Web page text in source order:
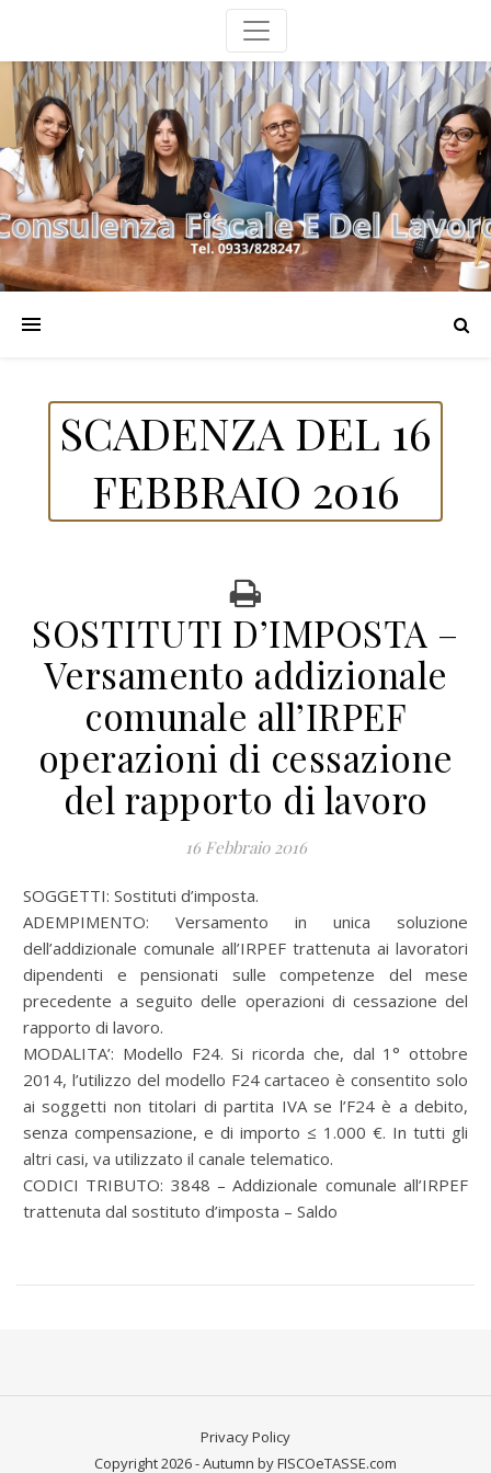
SCADENZA DEL 16
FEBBRAIO 2016
SOSTITUTI D’IMPOSTA –
Versamento addizionale
comunale all’IRPEF
operazioni di cessazione
del rapporto di lavoro
16 Febbraio 2016
SOGGETTI: Sostituti d’imposta.
ADEMPIMENTO: Versamento in unica soluzione
dell’addizionale comunale all’IRPEF trattenuta ai lavoratori
dipendenti e pensionati sulle competenze del mese
precedente a seguito delle operazioni di cessazione del
rapporto di lavoro.
MODALITA’: Modello F24. Si ricorda che, dal 1° ottobre
2014, l’utilizzo del modello F24 cartaceo è consentito solo
ai soggetti non titolari di partita IVA se l’F24 è a debito,
senza compensazione, e di importo ≤ 1.000 €. In tutti gli
altri casi, va utilizzato il canale telematico.
CODICI TRIBUTO: 3848 – Addizionale comunale all’IRPEF
trattenuta dal sostituto d’imposta – Saldo
Privacy Policy
Copyright 2026 - Autumn by FISCOeTASSE.com